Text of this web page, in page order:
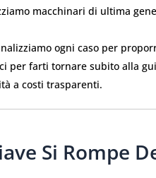
macchinari di ultima
ogni caso per
per farti tornare subito alla
a costi trasparenti.
Si Rompe